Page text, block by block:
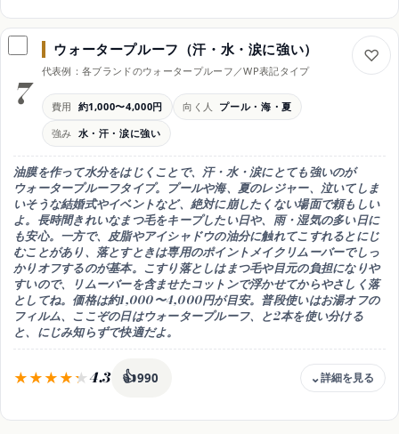
価格目安
約1,200〜2,500円
仕上がり
束感・抜け感（韓国風）
ブラシ
細め・コーム
向く人
今っぽい抜け感・おしゃれ重視
注意
束の作りすぎは不自然に
7
ウォータープルーフ（汗・水・涙に強い）
代表例：各ブランドのウォータープルーフ／WP表記タイプ
費用 約1,000〜4,000円 向く人
プール・海・夏
強み 水・汗・涙に強い
油膜を作って水分をはじくことで、汗・水・涙にとても強いのが
ウォータープルーフタイプ。プールや海、夏のレジャー、泣いてしま
いそうな結婚式やイベントなど、絶対に崩したくない場面で頼もしい
よ。長時間きれいなまつ毛をキープしたい日や、雨・湿気の多い日に
も安心。一方で、皮脂やアイシャドウの油分に触れてこすれるとにじ
むことがあり、 落とすときは専用のポイントメイクリムーバーでしっ
かりオフするのが基本。こすり落としはまつ毛や目元の負担になりや
すいので、リムーバーを含ませたコットンで浮かせてからやさしく落
としてね。価格は約1,000〜4,000円が目安。普段使いはお湯オフの
フィルム、ここぞの日はウォータープルーフ、と2本を使い分ける
と、にじみ知らずで快適だよ。
4.3 👍990
価格目安